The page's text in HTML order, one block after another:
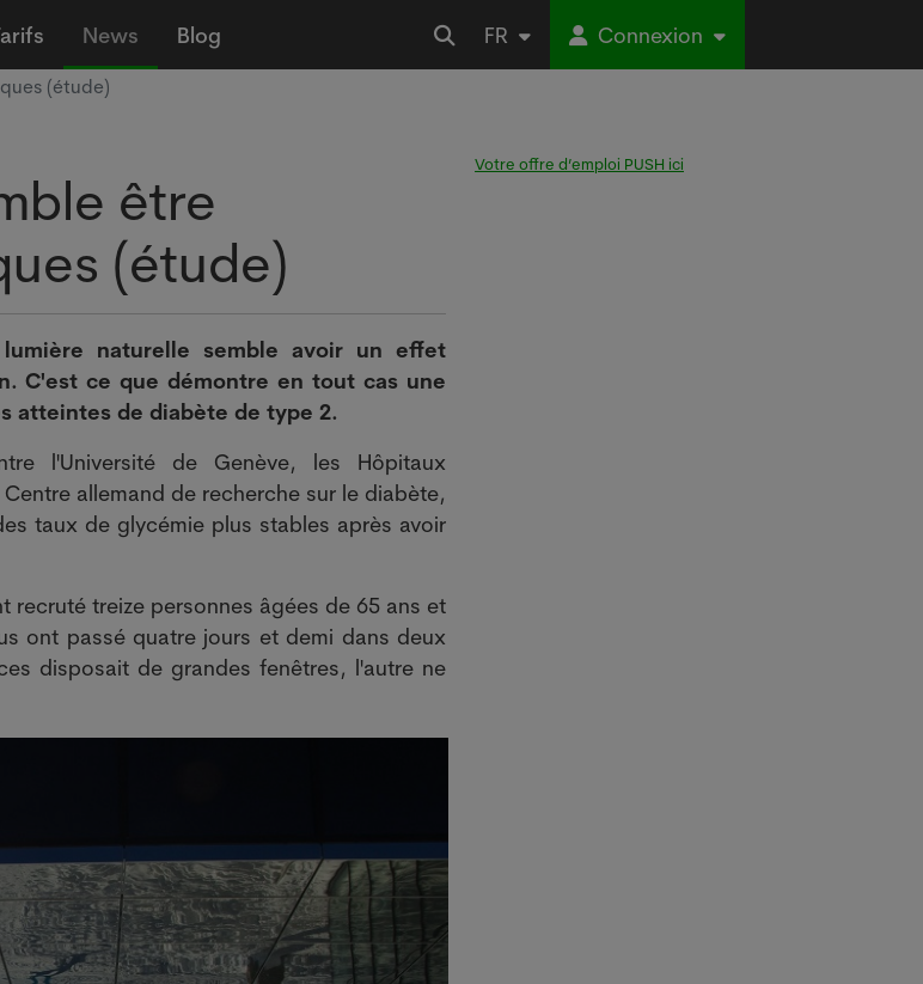
News Blog FR Connexion
(étude)
être
(étude)
naturelle semble avoir un effet
C'est ce que démontre en tout cas une
atteintes de diabète de type 2.
l'Université de Genève, les Hôpitaux
allemand de recherche sur le diabète,
taux de glycémie plus stables après avoir
recruté treize personnes âgées de 65 ans et
ont passé quatre jours et demi dans deux
disposait de grandes fenêtres, l'autre ne
Votre offre d’emploi PUSH ici